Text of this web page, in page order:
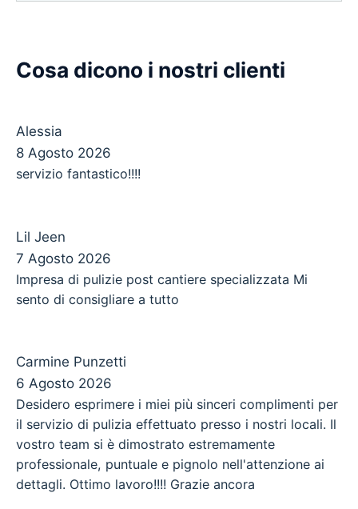
Cosa dicono i nostri clienti
Alessia
8 Agosto 2026
servizio fantastico!!!!
Lil Jeen
7 Agosto 2026
Impresa di pulizie post cantiere specializzata Mi
sento di consigliare a tutto
Carmine Punzetti
6 Agosto 2026
Desidero esprimere i miei più sinceri complimenti per
il servizio di pulizia effettuato presso i nostri locali. Il
vostro team si è dimostrato estremamente
professionale, puntuale e pignolo nell'attenzione ai
dettagli. Ottimo lavoro!!!! Grazie ancora